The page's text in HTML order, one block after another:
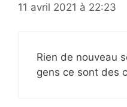
11 avril 2021 à 22:23
Rien de nouveau
gens ce sont des